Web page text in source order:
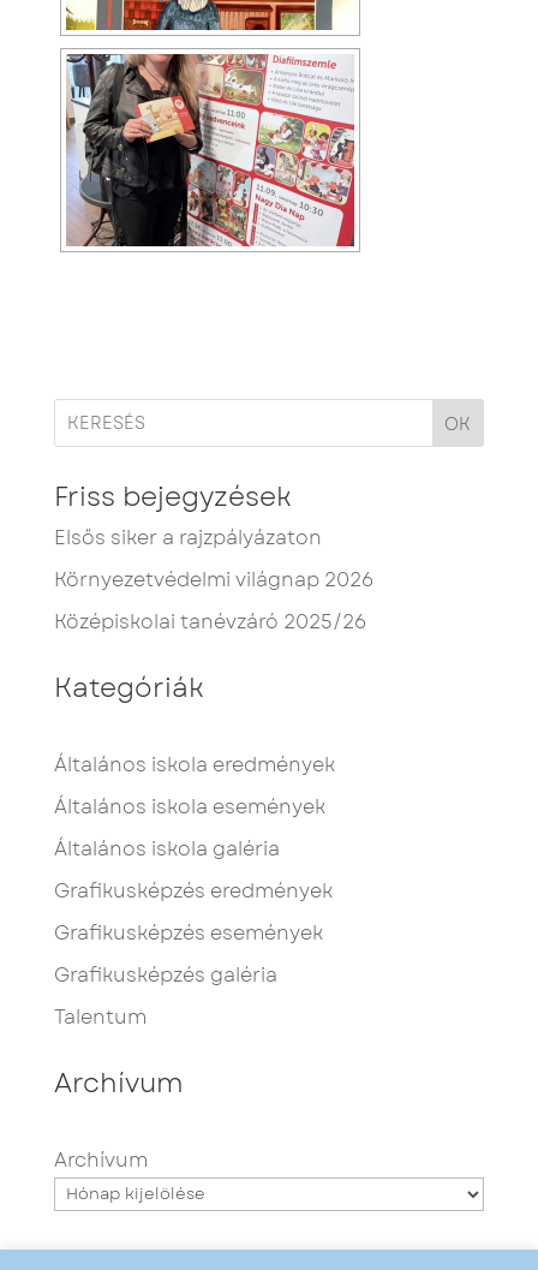
OK
Friss bejegyzések
Elsős siker a rajzpályázaton
Környezetvédelmi világnap 2026
Középiskolai tanévzáró 2025/26
Kategóriák
Általános iskola eredmények
Általános iskola események
Általános iskola galéria
Grafikusképzés eredmények
Grafikusképzés események
Grafikusképzés galéria
Talentum
Archívum
Archívum